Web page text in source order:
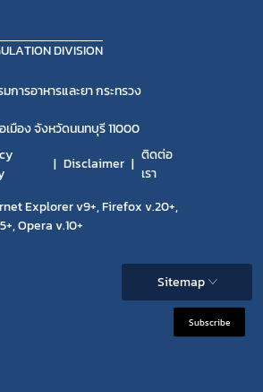
DIVISION
ารอาหารและยา กระทรวง
มือง จังหวัดนนทบุรี 11000
Disclaimer
ติดต่อ
เรา
Explorer v9+, Firefox v.20+,
Opera v.10+
Sitemap
Subscribe